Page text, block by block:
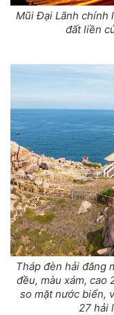
Mũi Đại Lãnh chính
đất liền
Tháp đèn hải đăng
đều, màu xám, cao
so mặt nước biển,
27 hải